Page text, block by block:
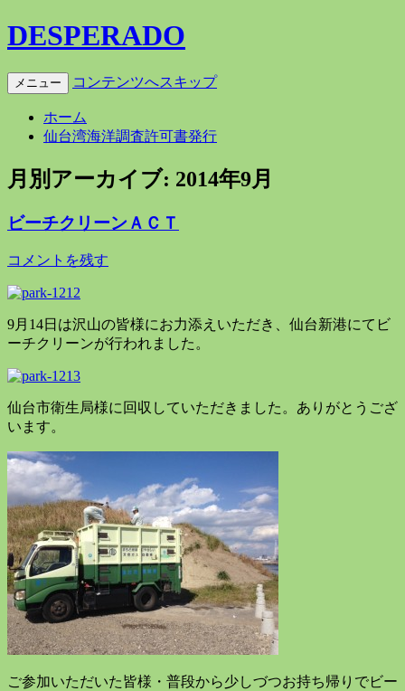
DESPERADO
メニュー コンテンツへスキップ
ホーム
仙台湾海洋調査許可書発行
月別アーカイブ: 2014年9月
ビーチクリーンＡＣＴ
コメントを残す
9月14日は沢山の皆様にお力添えいただき、仙台新港にてビ
ーチクリーンが行われました。
仙台市衛生局様に回収していただきました。ありがとうござ
います。
ご参加いただいた皆様・普段から少しづつお持ち帰りでビー